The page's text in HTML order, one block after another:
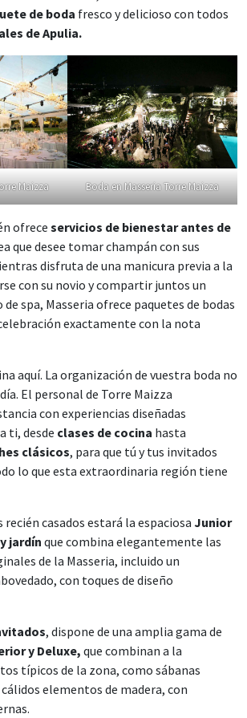
de boda fresco y delicioso con todos
de Apulia.
Maizza Boda en Masseria Torre Maizza
ofrece servicios de bienestar antes de
que desee tomar champán con sus
disfruta de una manicura previa a la
con su novio y compartir juntos un
spa, Masseria ofrece paquetes de bodas
exactamente con la nota
aquí. La organización de vuestra boda no
El personal de Torre Maizza
con experiencias diseñadas
ti, desde clases de cocina hasta
clásicos, para que tú y tus invitados
lo que esta extraordinaria región tiene
recién casados ​​estará la espaciosa Junior
jardín que combina elegantemente las
de la Masseria, incluido un
con toques de diseño
, dispone de una amplia gama de
y Deluxe, que combinan a la
típicos de la zona, como sábanas
elementos de madera, con